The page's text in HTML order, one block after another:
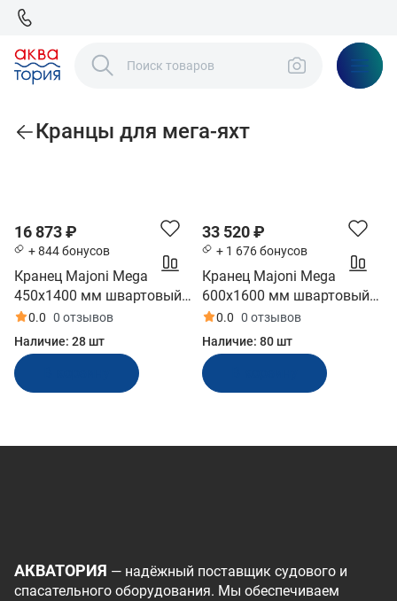
Кранцы для мега-яхт
16 873 ₽
+ 844 бонусов
Кранец Majoni Mega
450х1400 мм швартовый
надувной белый
(10243936)
0.0 0 отзывов
Наличие: 28 шт
33 520 ₽
+ 1 676 бонусов
Кранец Majoni Mega
600х1600 мм швартовый
надувной белый
(10254935)
0.0 0 отзывов
Наличие: 80 шт
АКВАТОРИЯ — надёжный поставщик судового и
спасательного оборудования. Мы обеспечиваем